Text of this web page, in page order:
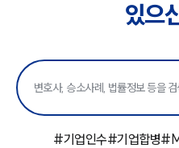
업
주요
사례분
법
법률
있으
#기업인수#기업합병#